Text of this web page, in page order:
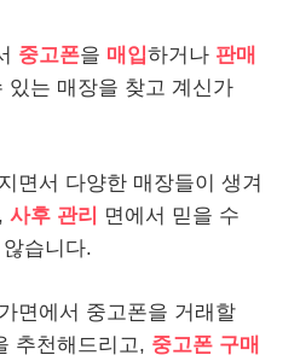
중고폰을 매입하거나 판매
있는 매장을 찾고 계신가
면서 다양한 매장들이 생겨
, 사후 관리
면에서 믿을 수
습니다.
면에서 중고폰을 거래할
추천해드리고, 중고폰 구매